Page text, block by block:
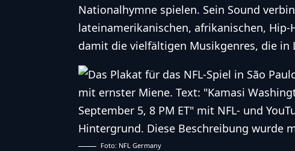
Nationalhymne spielen. Sein Sound
lateinamerikanischen, afrikanischen,
damit die vielfältigen Musikgenres, die in
Foto: NFL Germany